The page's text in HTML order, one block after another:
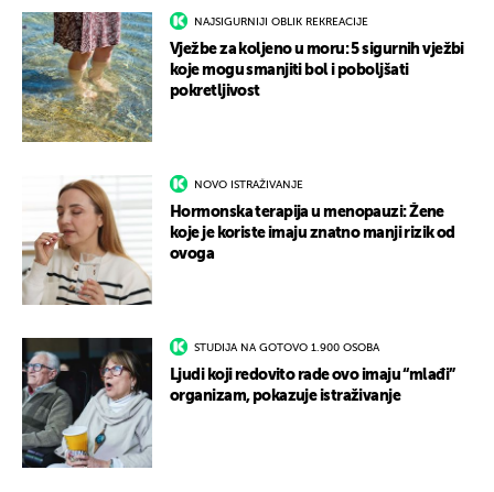
NAJSIGURNIJI OBLIK REKREACIJE
Vježbe za koljeno u moru: 5 sigurnih vježbi
koje mogu smanjiti bol i poboljšati
pokretljivost
NOVO ISTRAŽIVANJE
Hormonska terapija u menopauzi: Žene
koje je koriste imaju znatno manji rizik od
ovoga
STUDIJA NA GOTOVO 1.900 OSOBA
Ljudi koji redovito rade ovo imaju “mlađi”
organizam, pokazuje istraživanje